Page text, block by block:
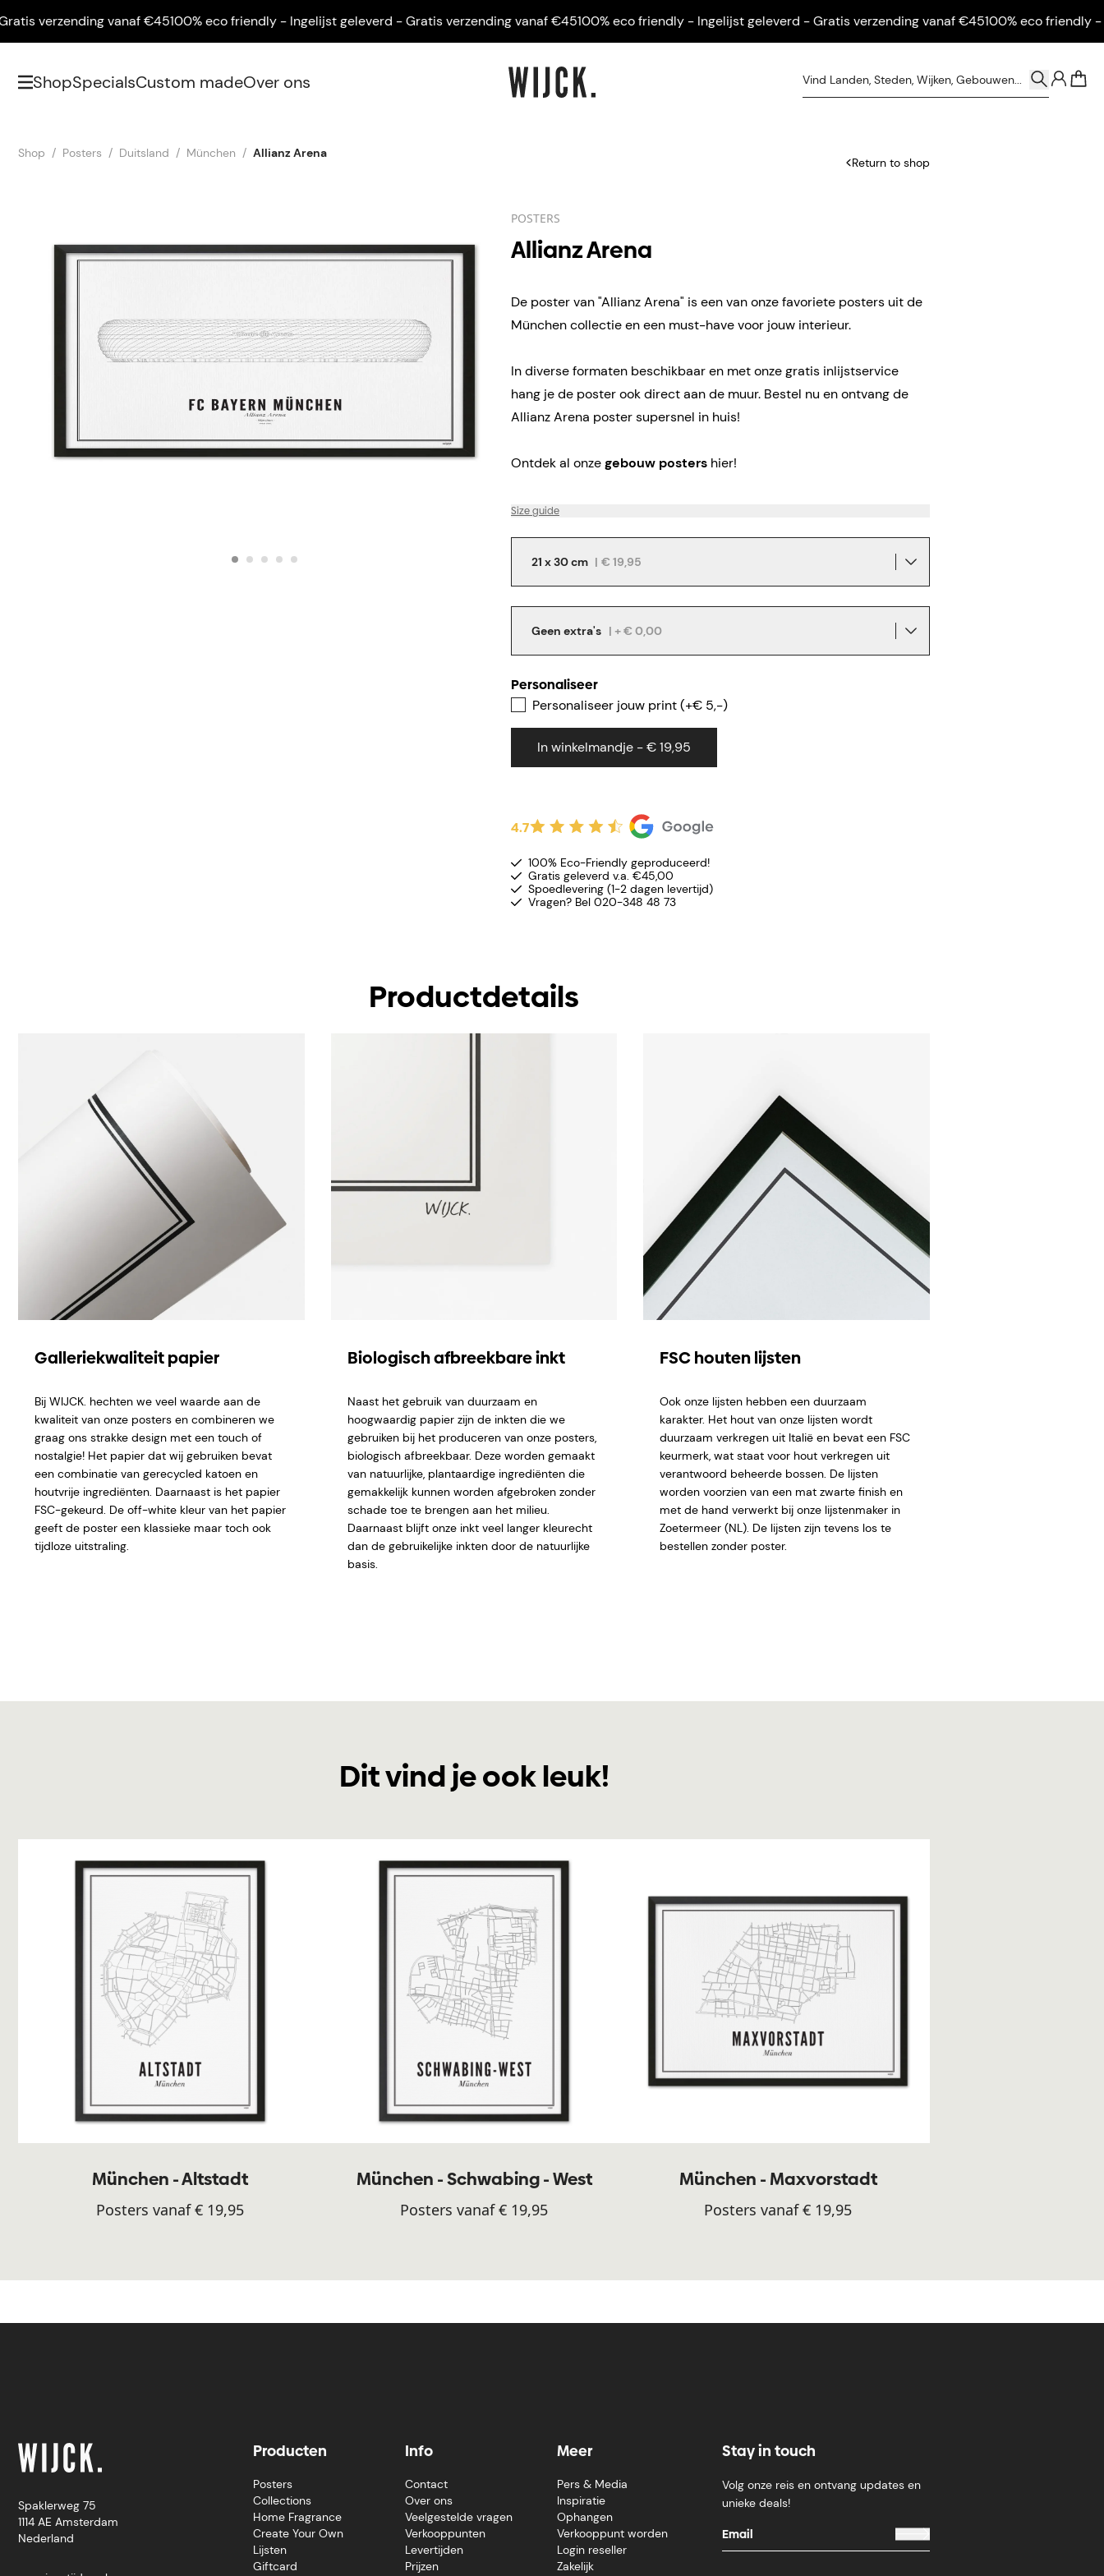
vanaf €45100% eco friendly - Ingelijst geleverd - Gratis verzending vanaf €45100% eco friendly - Ingelijst geleverd - Gratis verzending vanaf €45100% eco friendly -
ShopSpecialsCustom madeOver ons
Shop Posters Duitsland München Allianz Arena
Return to shop
POSTERS
Allianz Arena
De poster van "Allianz Arena" is een van onze favoriete posters uit de
München collectie en een must-have voor jouw interieur.
In diverse formaten beschikbaar en met onze gratis inlijstservice
hang je de poster ook direct aan de muur. Bestel nu en ontvang de
Allianz Arena poster supersnel in huis!
Ontdek al onzegebouw posters hier!
Size guide
21 x 30 cm | € 19,95
Geen extra's | + € 0,00
Personaliseer
Personaliseer jouw print (+€ 5,-)
In winkelmandje - € 19,95
4.7
100% Eco-Friendly geproduceerd!
Gratis geleverd v.a. €45,00
Spoedlevering (1-2 dagen levertijd)
Vragen? Bel 020-348 48 73
Productdetails
Galleriekwaliteit papier
Bij WIJCK. hechten we veel waarde aan de
kwaliteit van onze posters en combineren we
graag ons strakke design met een touch of
nostalgie! Het papier dat wij gebruiken bevat
een combinatie van gerecycled katoen en
houtvrije ingrediënten. Daarnaast is het papier
FSC-gekeurd. De off-white kleur van het papier
geeft de poster een klassieke maar toch ook
tijdloze uitstraling.
Biologisch afbreekbare inkt
Naast het gebruik van duurzaam en
hoogwaardig papier zijn de inkten die we
gebruiken bij het produceren van onze posters,
biologisch afbreekbaar. Deze worden gemaakt
van natuurlijke, plantaardige ingrediënten die
gemakkelijk kunnen worden afgebroken zonder
schade toe te brengen aan het milieu.
Daarnaast blijft onze inkt veel langer kleurecht
dan de gebruikelijke inkten door de natuurlijke
basis.
FSC houten lijsten
Ook onze lijsten hebben een duurzaam
karakter. Het hout van onze lijsten wordt
duurzaam verkregen uit Italië en bevat een FSC
keurmerk, wat staat voor hout verkregen uit
verantwoord beheerde bossen. De lijsten
worden voorzien van een mat zwarte finish en
met de hand verwerkt bij onze lijstenmaker in
Zoetermeer (NL). De lijsten zijn tevens los te
bestellen zonder poster.
Dit vind je ook leuk!
München - Altstadt
Posters vanaf € 19,95
München - Schwabing - West
Posters vanaf € 19,95
München - Maxvorstadt
Posters vanaf € 19,95
Spaklerweg 75
1114 AE Amsterdam
Nederland
Producten
Posters
Collections
Home Fragrance
Create Your Own
Lijsten
Giftcard
Info
Contact
Over ons
Veelgestelde vragen
Verkooppunten
Levertijden
Prijzen
Meer
Pers & Media
Inspiratie
Ophangen
Verkooppunt worden
Login reseller
Zakelijk
Stay in touch
Volg onze reis en ontvang updates en
unieke deals!